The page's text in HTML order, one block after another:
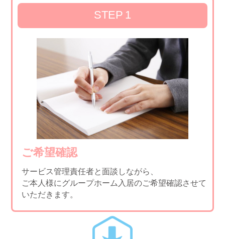
運営会社情報
プライバシーポリシー
サイトマップ
STEP 1
ご希望確認
サービス管理責任者と面談しながら、
ご本人様にグループホーム入居のご希望確認させて
いただきます。